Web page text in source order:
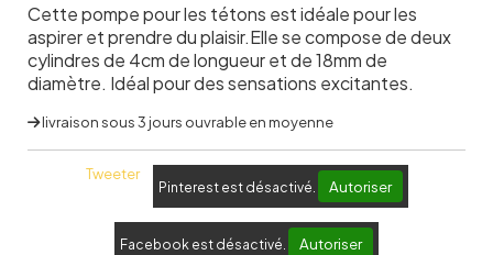
Cette pompe pour les tétons est idéale pour les
aspirer et prendre du plaisir.Elle se compose de deux
cylindres de 4cm de longueur et de 18mm de
diamètre. Idéal pour des sensations excitantes.
livraison sous 3 jours ouvrable en moyenne
Tweeter
Pinterest est désactivé. Autoriser
Facebook est désactivé. Autoriser